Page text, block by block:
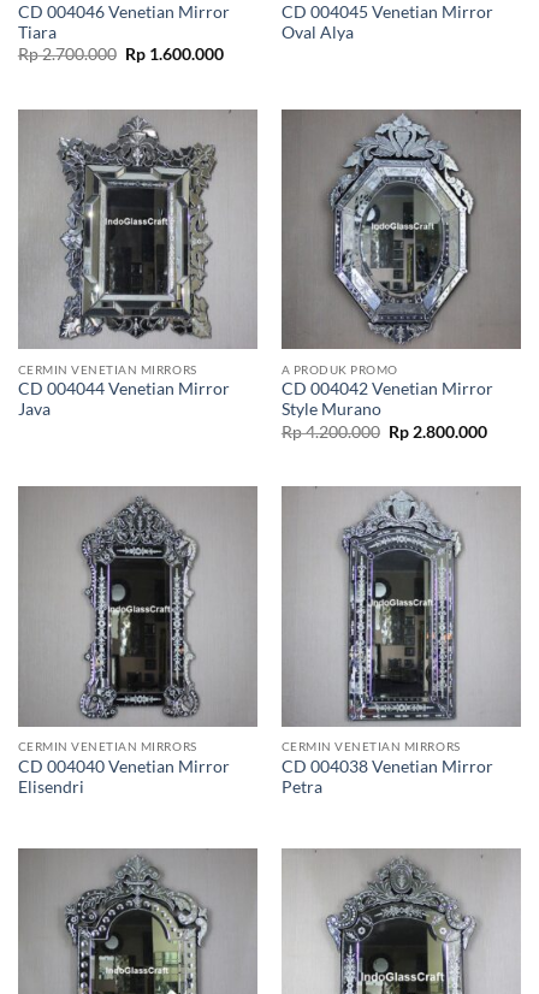
CD 004046 Venetian Mirror
Tiara
Rp2.700.000 Original
price
Rp1.600.000Current
CD 004045 Venetian Mirror
Oval Alya
CERMIN VENETIAN MIRRORS
CD 004044 Venetian Mirror
Java
A PRODUK PROMO
CD 004042 Venetian Mirror
Style Murano
Rp4.200.000 Original
price
Rp2.800.000
CERMIN VENETIAN MIRRORS
CD 004040 Venetian Mirror
Elisendri
CERMIN VENETIAN MIRRORS
CD 004038 Venetian Mirror
Petra